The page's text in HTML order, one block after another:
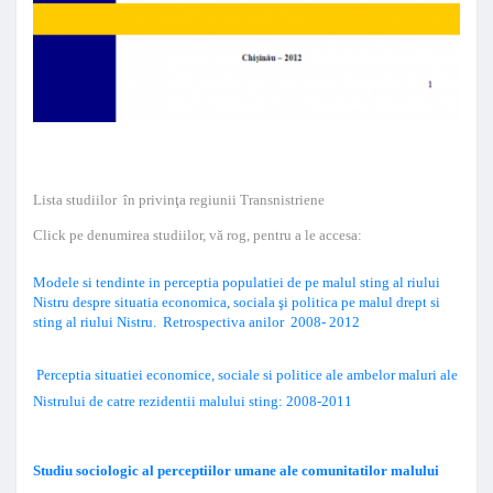
Lista studiilor în privinţa regiunii Transnistriene
Click pe denumirea studiilor, vă rog, pentru a le accesa:
Modele si tendinte in perceptia populatiei de pe malul sting al riului
Nistru despre situatia economica, sociala şi politica pe malul drept si
sting al riului Nistru. Retrospectiva anilor 2008- 2012
Perceptia situatiei economice, sociale si politice ale ambelor maluri ale
Nistrului de catre rezidentii malului sting: 2008-2011
Studiu sociologic al perceptiilor umane ale comunitatilor malului